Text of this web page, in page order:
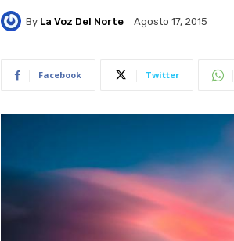
By La Voz Del Norte Agosto 17, 2015
Facebook Twitter